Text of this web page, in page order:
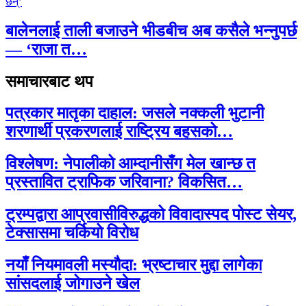
बालेनलाई ताली बजाउने भीडबीच अब कसैले भन्नुपर्छ
— ‘राजा त…
समाचारबाट थप
पत्रकार मातृका दाहाल: जसले नक्कली भुटानी
शरणार्थी प्रकरणलाई राष्ट्रिय बहसको…
विश्लेषण: नेपालीको आम्दानीसँग मेल खान्छ त
प्रस्तावित ट्राफिक जरिवाना? विकसित…
ट्रम्पद्वारा आप्रवासीविरुद्धको विवादास्पद पोस्ट सेयर,
टेक्सासमा चर्कियो विरोध
नयाँ नियमावली मस्यौदा: भ्रष्टाचार मुद्दा लागेका
सांसदलाई जोगाउने खेल